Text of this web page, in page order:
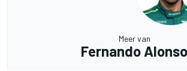
Meer van
Fernando Alonso